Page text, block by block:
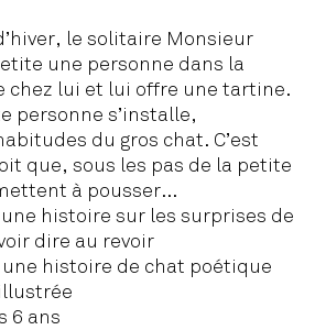
le solitaire Monsieur
une personne dans la
chez lui et lui offre une tartine.
personne s’installe,
du gros chat. C’est
que, sous les pas de la petite
à pousser…
histoire sur les surprises de
dire au revoir
histoire de chat poétique
6 ans